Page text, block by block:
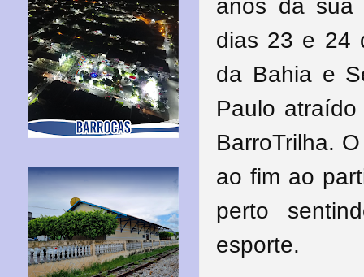
anos da sua
dias 23 e 24
da Bahia e
Paulo
BarroTrilha.
ao fim ao
perto
esporte.